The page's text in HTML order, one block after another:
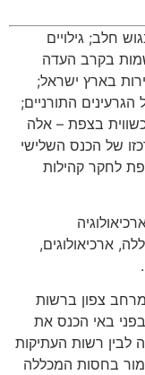
חלב; גילויים
בקרב העדה
בארץ ישראל;
התורניים;
בצפת – אלה
של הכנס השלישי
לחקר קהילות
ארכיאולוגים,
מרחב צפון ברשות
באי הכנס את
לבין רשות העתיקות
בחסות המכללה